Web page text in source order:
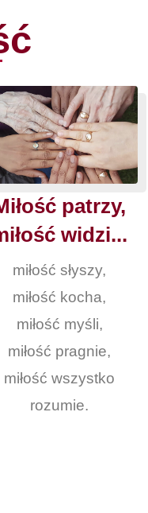
patrzy,
widzi...
miłość słyszy,
miłość kocha,
miłość myśli,
miłość pragnie,
miłość wszystko
rozumie.